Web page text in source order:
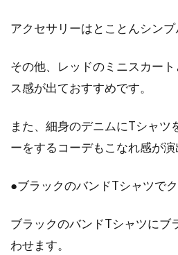
せんね。そのア
ロングタイ
おそらく一着は
アクセサリーはとことんシンプ
その他、レッドのミニスカー
ス感が出ておすすめです。
また、細身のデニムにTシャツ
ーをするコーデもこなれ感が演
●ブラックのバンドTシャツで
ブラックのバンドTシャツにブ
わせます。